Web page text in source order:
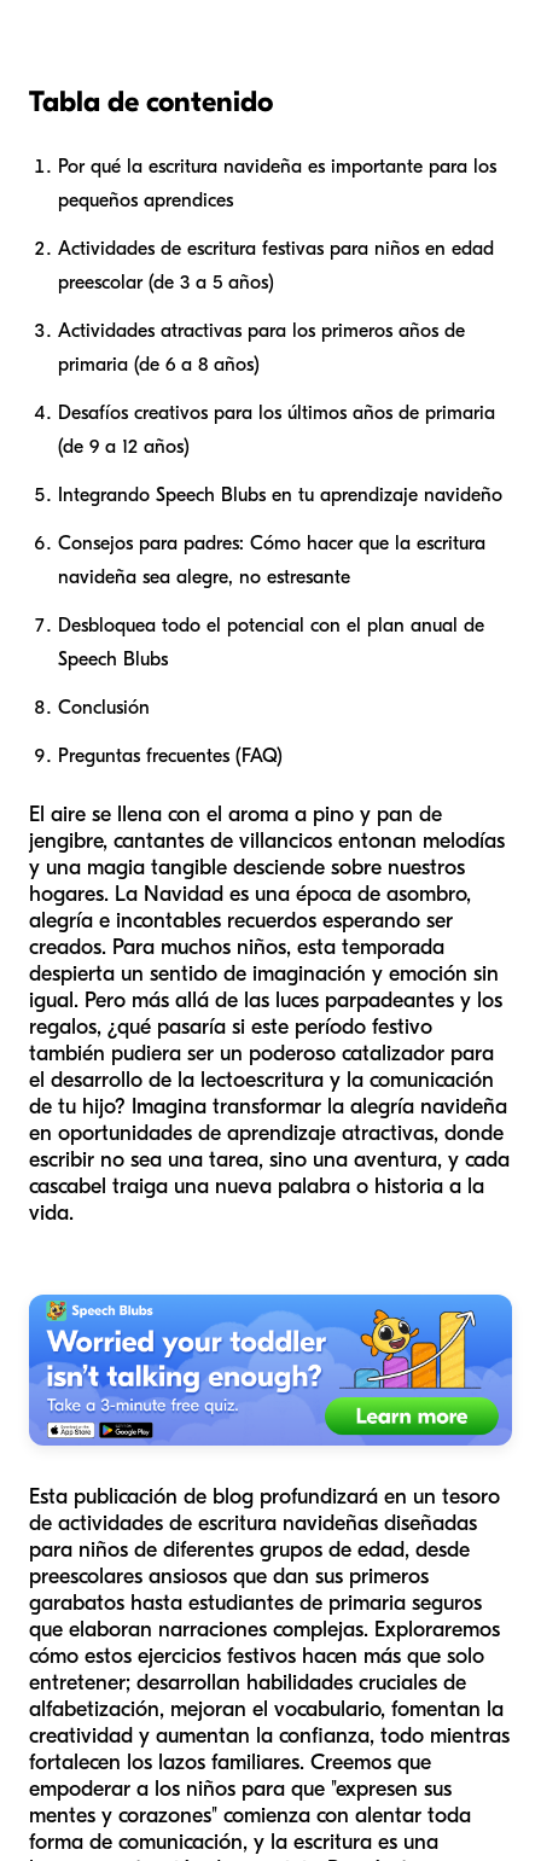
Tabla de contenido
Por qué la escritura navideña es importante para los
pequeños aprendices
Actividades de escritura festivas para niños en edad
preescolar (de 3 a 5 años)
Actividades atractivas para los primeros años de
primaria (de 6 a 8 años)
Desafíos creativos para los últimos años de primaria
(de 9 a 12 años)
Integrando Speech Blubs en tu aprendizaje navideño
Consejos para padres: Cómo hacer que la escritura
navideña sea alegre, no estresante
Desbloquea todo el potencial con el plan anual de
Speech Blubs
Conclusión
Preguntas frecuentes (FAQ)
El aire se llena con el aroma a pino y pan de
jengibre, cantantes de villancicos entonan melodías
y una magia tangible desciende sobre nuestros
hogares. La Navidad es una época de asombro,
alegría e incontables recuerdos esperando ser
creados. Para muchos niños, esta temporada
despierta un sentido de imaginación y emoción sin
igual. Pero más allá de las luces parpadeantes y los
regalos, ¿qué pasaría si este período festivo
también pudiera ser un poderoso catalizador para
el desarrollo de la lectoescritura y la comunicación
de tu hijo? Imagina transformar la alegría navideña
en oportunidades de aprendizaje atractivas, donde
escribir no sea una tarea, sino una aventura, y cada
cascabel traiga una nueva palabra o historia a la
vida.
Esta publicación de blog profundizará en un tesoro
de actividades de escritura navideñas diseñadas
para niños de diferentes grupos de edad, desde
preescolares ansiosos que dan sus primeros
garabatos hasta estudiantes de primaria seguros
que elaboran narraciones complejas. Exploraremos
cómo estos ejercicios festivos hacen más que solo
entretener; desarrollan habilidades cruciales de
alfabetización, mejoran el vocabulario, fomentan la
creatividad y aumentan la confianza, todo mientras
fortalecen los lazos familiares. Creemos que
empoderar a los niños para que "expresen sus
mentes y corazones" comienza con alentar toda
forma de comunicación, y la escritura es una